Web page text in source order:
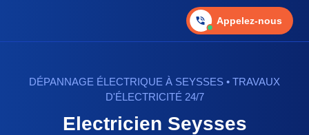
Appelez-nous
DÉPANNAGE ÉLECTRIQUE À SEYSSES • TRAVAUX
D'ÉLECTRICITÉ 24/7
Electricien Seysses